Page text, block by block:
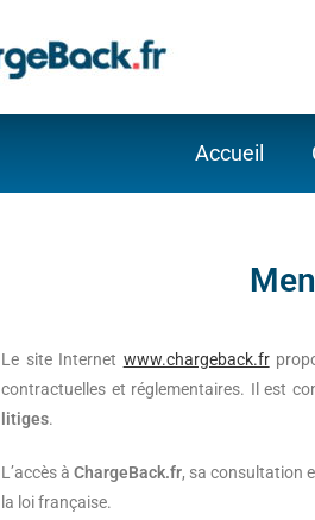
Accueil
Le site Internet www.chargeback.fr
contractuelles et réglementaires. Il est
litiges.
L’accès à ChargeBack.fr, sa consultation
la loi française.